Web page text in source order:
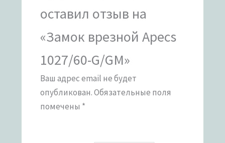
оставил отзыв на
«Замок врезной Apecs
1027/60-G/GM»
Ваш адрес email не будет
опубликован.Обязательные поля
помечены *